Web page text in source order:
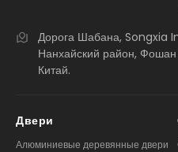
Дорога Шабана, Songxia
Нанхайский район,
Китай.
Двери
Алюминиевые деревянные двери